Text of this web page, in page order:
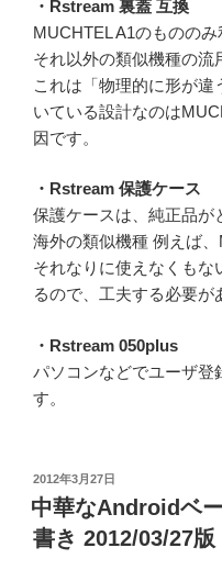
・Rstream 裏蓋 互換
MUCHTEL A1のもののみ
それ以外の類似機種の流
これは「物理的に形が
いている設計なのは
因です。
・Rstream 保護ケース
保護ケースは、純正品が
海外の類似機種 例えば、
それなりに使えなくもな
るので、工夫する必要が
・Rstream 050plus
パソコンなどでユーザ登
す。
投
稿
日:
2012年3月27日
中華なAndroidベ
書き 2012/03/27版